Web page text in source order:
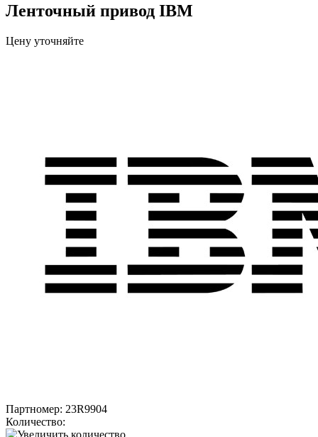
Ленточный привод IBM
Цену уточняйте
Партномер: 23R9904
Количество: